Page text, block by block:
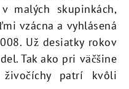
malých skupinkách,
vzácna a vyhlásená
Už desiatky rokov
Tak ako pri väčšine
živočíchy patrí kvôli